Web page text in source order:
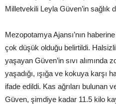
Milletvekili Leyla Güven’in sağlık
Mezopotamya Ajansı’nın
çok düşük olduğu belirtildi.
yaşayan Güven’in sıvı alımında
yaşadığı, ışığa ve kokuya karşı
ifade edildi. Kas ağrıları bulunan
Güven, şimdiye kadar 11.5 kilo